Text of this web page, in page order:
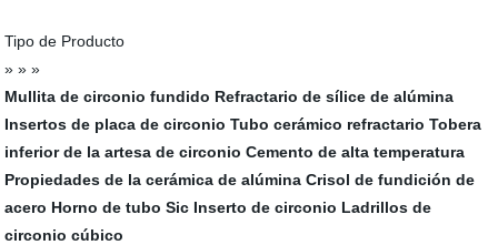
Tipo de Producto
» » »
Mullita de circonio fundido Refractario de sílice de alúmina
Insertos de placa de circonio Tubo cerámico refractario Tobera
inferior de la artesa de circonio Cemento de alta temperatura
Propiedades de la cerámica de alúmina Crisol de fundición de
acero Horno de tubo Sic Inserto de circonio Ladrillos de
circonio cúbico